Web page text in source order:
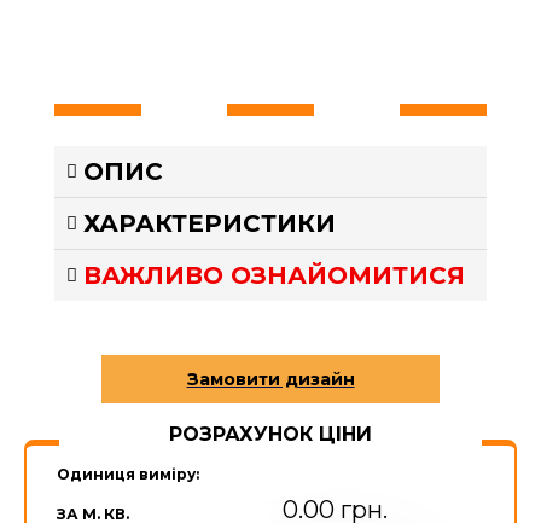
ОПИС
ХАРАКТЕРИСТИКИ
ВАЖЛИВО ОЗНАЙОМИТИСЯ
РОЗРАХУНОК ЦІНИ
Одиниця виміру:
ЗА М. КВ.
0.00 грн.